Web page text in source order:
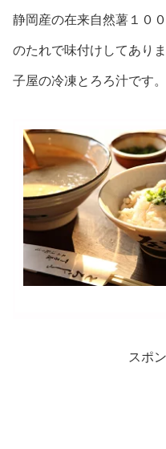
静岡産の在来自然薯１０
のたれで味付けしてあり
子屋の冷凍とろろ汁です。
スポ